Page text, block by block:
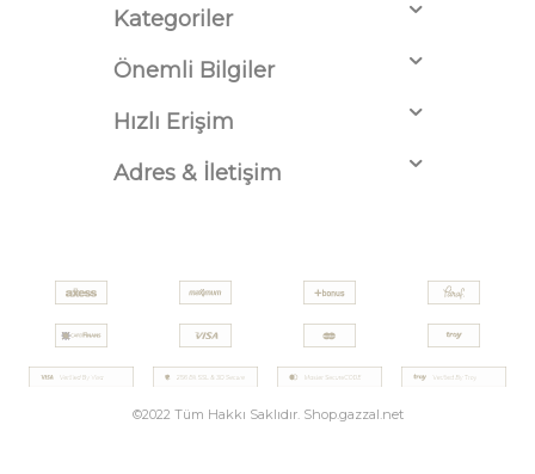
Kategoriler
Önemli Bilgiler
Hızlı Erişim
Adres & İletişim
©2022 Tüm Hakkı Saklıdır. Shop.gazzal.net